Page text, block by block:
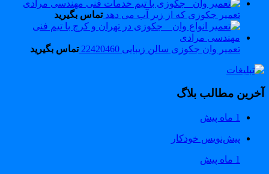
تعمیر جکوزی که از زیر آب می دهد تماس بگیرید
تعمیر وان جکوزی سالن زیبایی 22420460 تماس بگیرید
مطالب بلاگ
1 ماه پیش
پیش‌نویس خودکار